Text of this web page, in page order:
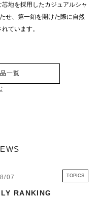
地を採用したカジュアルシャ
せ、第一釦を開けた際に自然
ています。
一覧
07 TOPICS
RANKING